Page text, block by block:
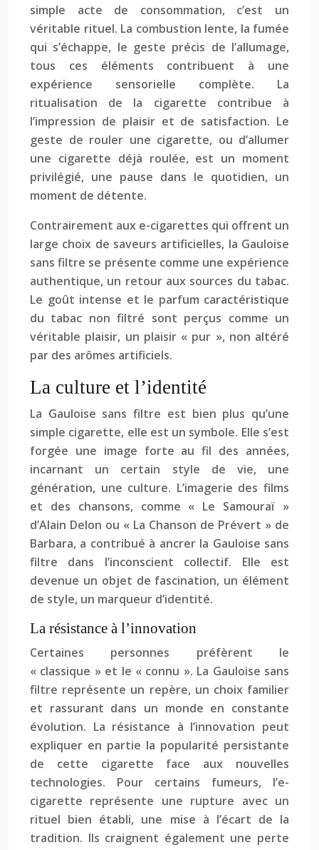
simple acte de consommation, c’est un
véritable rituel. La combustion lente, la fumée
qui s’échappe, le geste précis de l’allumage,
tous ces éléments contribuent à une
expérience sensorielle complète. La
ritualisation de la cigarette contribue à
l’impression de plaisir et de satisfaction. Le
geste de rouler une cigarette, ou d’allumer
une cigarette déjà roulée, est un moment
privilégié, une pause dans le quotidien, un
moment de détente.
Contrairement aux e-cigarettes qui offrent un
large choix de saveurs artificielles, la Gauloise
sans filtre se présente comme une expérience
authentique, un retour aux sources du tabac.
Le goût intense et le parfum caractéristique
du tabac non filtré sont perçus comme un
véritable plaisir, un plaisir « pur », non altéré
par des arômes artificiels.
La culture et l’identité
La Gauloise sans filtre est bien plus qu’une
simple cigarette, elle est un symbole. Elle s’est
forgée une image forte au fil des années,
incarnant un certain style de vie, une
génération, une culture. L’imagerie des films
et des chansons, comme « Le Samouraï »
d’Alain Delon ou « La Chanson de Prévert » de
Barbara, a contribué à ancrer la Gauloise sans
filtre dans l’inconscient collectif. Elle est
devenue un objet de fascination, un élément
de style, un marqueur d’identité.
La résistance à l’innovation
Certaines personnes préfèrent le
« classique » et le « connu ». La Gauloise sans
filtre représente un repère, un choix familier
et rassurant dans un monde en constante
évolution. La résistance à l’innovation peut
expliquer en partie la popularité persistante
de cette cigarette face aux nouvelles
technologies. Pour certains fumeurs, l’e-
cigarette représente une rupture avec un
rituel bien établi, une mise à l’écart de la
tradition. Ils craignent également une perte